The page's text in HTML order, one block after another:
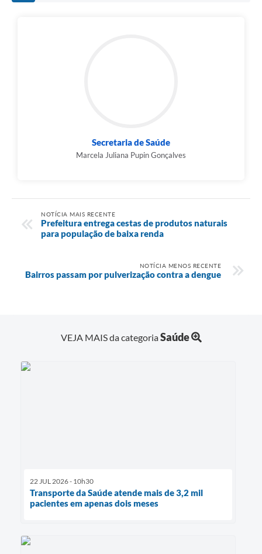
Secretaria de Saúde
Marcela Juliana Pupin Gonçalves
NOTÍCIA MAIS RECENTE
Prefeitura entrega cestas de produtos naturais
para população de baixa renda
NOTÍCIA MENOS RECENTE
Bairros passam por pulverização contra a dengue
VEJA MAIS da categoriaSaúde
22 JUL 2026 - 10h30
Transporte da Saúde atende mais de 3,2 mil
pacientes em apenas dois meses